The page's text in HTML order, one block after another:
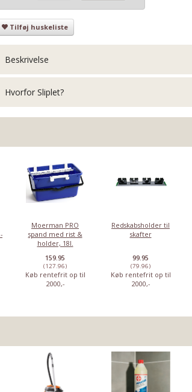
Tilføj huskeliste
Beskrivelse
Hvorfor Sliplet?
Moerman PRO
spand med rist &
holder, 18l.
159.95
(127.96)
Køb rentefrit op til
2000,-
Redskabsholder til
skafter
99.95
(79.96)
Køb rentefrit op til
2000,-